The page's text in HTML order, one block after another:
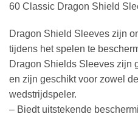
60 Classic Dragon Shield
Dragon Shield Sleeves zijn
tijdens het spelen te
Dragon Shields Sleeves zijn
en zijn geschikt voor zowel
wedstrijdspeler.
– Biedt uitstekende